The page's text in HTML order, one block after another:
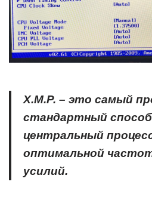
X.M.P. – это самый
стандартный
центральный
оптимальной
усилий.